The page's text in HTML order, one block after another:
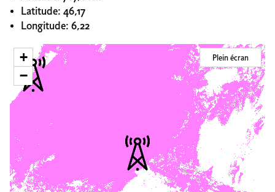
Latitude: 46,17
Longitude: 6,22
+
−
Plein écran